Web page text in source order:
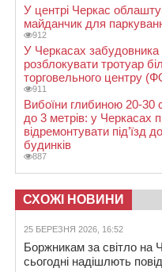
У центрі Черкас
майданчик для
912
У Черкасах забудовника
розблокувати тротуар
торговельного центру
911
Вибоїни глибиною 20-
до 3 метрів: у Черкасах
відремонтувати під’їзд
будинків
887
СХОЖІ НОВИНИ
25 БЕРЕЗНЯ 2026, 16:52
Боржникам за світло на
сьогодні надішлють